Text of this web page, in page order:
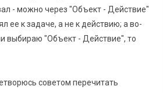
- можно через "Объект - Действие"
ее к задаче, а не к действию; а во-
выбираю "Объект - Действие", то
советом перечитать